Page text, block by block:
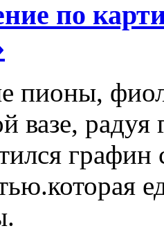
по
вазе,
графин